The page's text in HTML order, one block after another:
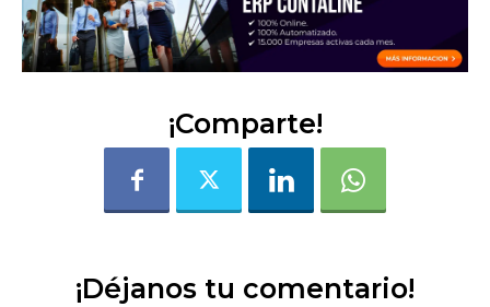
¡Comparte!
¡Déjanos tu comentario!